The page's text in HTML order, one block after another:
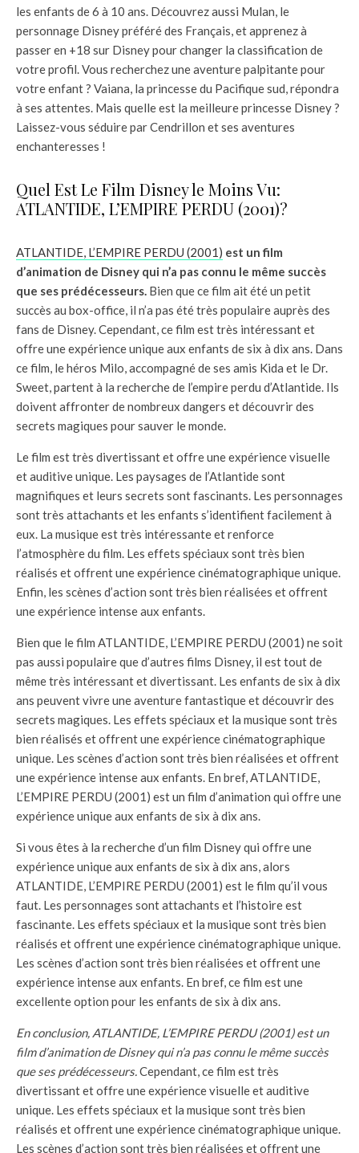
les enfants de 6 à 10 ans. Découvrez aussi Mulan, le
personnage Disney préféré des Français, et apprenez à
passer en +18 sur Disney pour changer la classification de
votre profil. Vous recherchez une aventure palpitante pour
votre enfant ? Vaiana, la princesse du Pacifique sud, répondra
à ses attentes. Mais quelle est la meilleure princesse Disney ?
Laissez-vous séduire par Cendrillon et ses aventures
enchanteresses !
Quel Est Le Film Disney le Moins Vu:
ATLANTIDE, L’EMPIRE PERDU (2001)?
ATLANTIDE, L’EMPIRE PERDU (2001) est un film
d’animation de Disney qui n’a pas connu le même succès
que ses prédécesseurs. Bien que ce film ait été un petit
succès au box-office, il n’a pas été très populaire auprès des
fans de Disney. Cependant, ce film est très intéressant et
offre une expérience unique aux enfants de six à dix ans. Dans
ce film, le héros Milo, accompagné de ses amis Kida et le Dr.
Sweet, partent à la recherche de l’empire perdu d’Atlantide. Ils
doivent affronter de nombreux dangers et découvrir des
secrets magiques pour sauver le monde.
Le film est très divertissant et offre une expérience visuelle
et auditive unique. Les paysages de l’Atlantide sont
magnifiques et leurs secrets sont fascinants. Les personnages
sont très attachants et les enfants s’identifient facilement à
eux. La musique est très intéressante et renforce
l’atmosphère du film. Les effets spéciaux sont très bien
réalisés et offrent une expérience cinématographique unique.
Enfin, les scènes d’action sont très bien réalisées et offrent
une expérience intense aux enfants.
Bien que le film ATLANTIDE, L’EMPIRE PERDU (2001) ne soit
pas aussi populaire que d’autres films Disney, il est tout de
même très intéressant et divertissant. Les enfants de six à dix
ans peuvent vivre une aventure fantastique et découvrir des
secrets magiques. Les effets spéciaux et la musique sont très
bien réalisés et offrent une expérience cinématographique
unique. Les scènes d’action sont très bien réalisées et offrent
une expérience intense aux enfants. En bref, ATLANTIDE,
L’EMPIRE PERDU (2001) est un film d’animation qui offre une
expérience unique aux enfants de six à dix ans.
Si vous êtes à la recherche d’un film Disney qui offre une
expérience unique aux enfants de six à dix ans, alors
ATLANTIDE, L’EMPIRE PERDU (2001) est le film qu’il vous
faut. Les personnages sont attachants et l’histoire est
fascinante. Les effets spéciaux et la musique sont très bien
réalisés et offrent une expérience cinématographique unique.
Les scènes d’action sont très bien réalisées et offrent une
expérience intense aux enfants. En bref, ce film est une
excellente option pour les enfants de six à dix ans.
En conclusion, ATLANTIDE, L’EMPIRE PERDU (2001) est un
film d’animation de Disney qui n’a pas connu le même succès
que ses prédécesseurs.Cependant, ce film est très
divertissant et offre une expérience visuelle et auditive
unique. Les effets spéciaux et la musique sont très bien
réalisés et offrent une expérience cinématographique unique.
Les scènes d’action sont très bien réalisées et offrent une